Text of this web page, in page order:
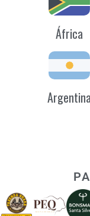
África
Argentina